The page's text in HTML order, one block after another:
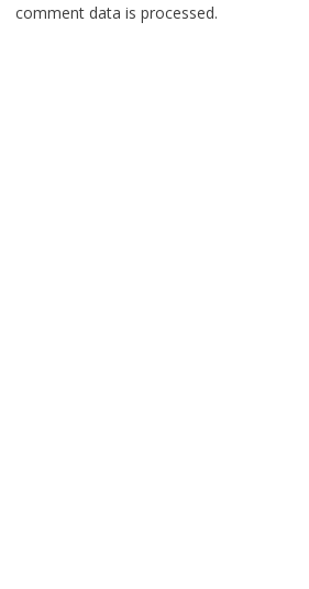
comment data is processed.